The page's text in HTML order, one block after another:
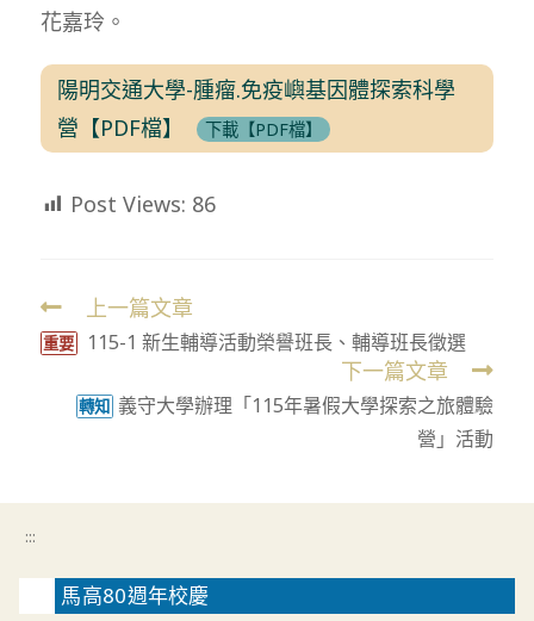
花嘉玲。
陽明交通大學-腫瘤.免疫嶼基因體探索科學
營【PDF檔】
下載【PDF檔】
Post Views: 86
Read
more
上一篇文章
重要 115-1 新生輔導活動榮譽班長、輔導班長徵選
下一篇文章
轉知 義守大學辦理「115年暑假大學探索之旅體驗
營」活動
:::
馬高80週年校慶